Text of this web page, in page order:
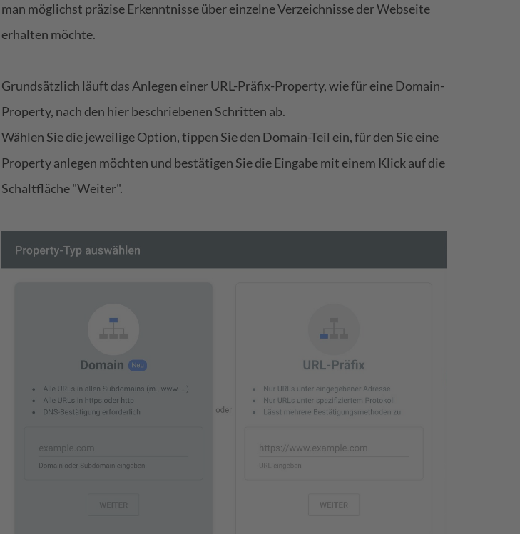
man möglichst präzise Erkenntnisse über einzelne Verzeichnisse der Webseite
erhalten möchte.
Grundsätzlich läuft das Anlegen einer URL-Präfix-Property, wie für eine Domain-
Property, nach den hier beschriebenen Schritten ab.
Wählen Sie die jeweilige Option, tippen Sie den Domain-Teil ein, für den Sie eine
Property anlegen möchten und bestätigen Sie die Eingabe mit einem Klick auf die
Schaltfläche "Weiter".